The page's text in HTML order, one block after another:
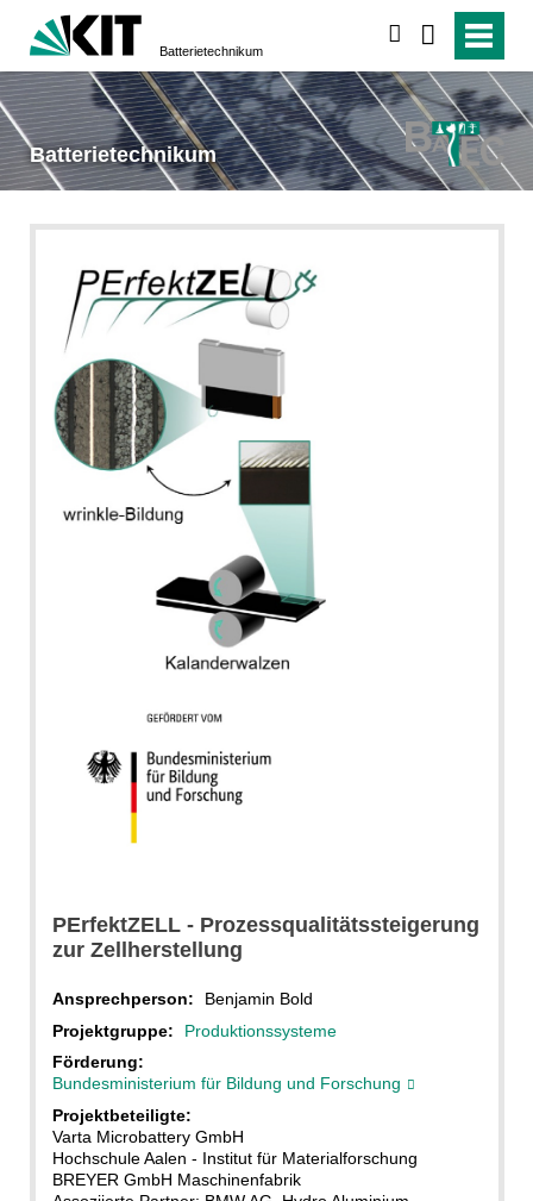
Batterietechnikum
Batterietechnikum
PErfektZELL - Prozessqualitätssteigerung
zur Zellherstellung
Ansprechperson:
Benjamin Bold
Projektgruppe:
Produktionssysteme
Förderung:
Bundesministerium für Bildung und Forschung
Projektbeteiligte:
Varta Microbattery GmbH
Hochschule Aalen - Institut für Materialforschung
BREYER GmbH Maschinenfabrik